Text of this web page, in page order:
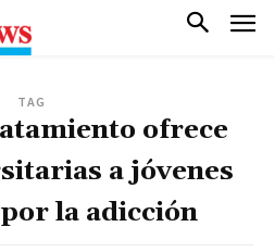
TAG
ofrece
a jóvenes
la adicción